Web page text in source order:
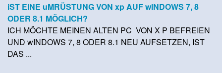
iST EINE uMRÜSTUNG VON xp AUF wINDOWS 7, 8
ODER 8.1 MÖGLICH?
ICH MÖCHTE MEINEN ALTEN PC VON X P BEFREIEN
UND wINDOWS 7, 8 ODER 8.1 NEU AUFSETZEN, IST
DAS ...